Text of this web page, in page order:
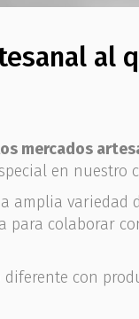
al
mercados
en nuestro
amplia
colaborar
diferente con